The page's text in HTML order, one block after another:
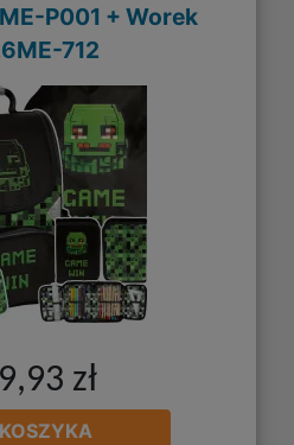
P001 + Worek
712
zł